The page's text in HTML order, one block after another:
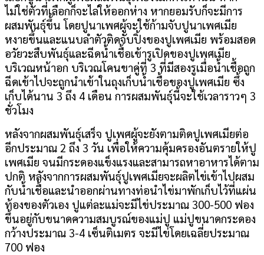
ไม่ใช่ตัวที่เลือกก็จะไล่ให้ออกห่าง หากยอมรับก็จะมีการ
ผสมพันธุ์ขึ้น โดยปูนาเพศผู้จะใช้ก้ามจับปูนาเพศเมีย
หงายขึ้นและแนบลำตัวติดจับปิ้งของปูเพศเมีย พร้อมสอด
อวัยวะสืบพันธุ์และฉีดน้ำเชื้อเข้ารูเปิดของปูเพศเมีย
บริเวณหน้าอก บริเวณโคนขาคู่ที่ 3 ที่มีสองรูเมื่อน้ำเชื้อถูก
ฉีดเข้าไปจะถูกนำเข้าในถุงเก็บน้ำเชื้อของปูเพศเมีย ซึ้ง
เก็บได้นาน 3 ถึง 4 เดือน การผสมพันธุ์นี้จะใช้เวลาราวๆ 3
ชั่วโมง
หลังจากผสมพันธุ์เสร็จ ปูเพศผู้จะยังตามติดปูเพศเมียต่อ
อีกประมาณ 2 ถึง 3 วัน เพื่อให้ความคุ้มครองอันตรายให้ปู
เพศเมีย จนมีกระดองแข็งแรงและสามารถหาอาหารได้ตาม
ปกติ หลังจากการผสมพันธุ์ปูเพศเมียจะผลิตไข่เข้าไปผสม
กับน้ำเชื้อและนำออกผ่านทางท่อนำไข่มาพักเก็บไว้ที่แผ่น
ท้องของตัวเอง ปูแต่ละแม่จะมีไข่ประมาณ 300-500 ฟอง
ขึ้นอยู่กับขนาดความสมบูรณ์ของแม่ปู แม่ปูขนาดกระดอง
กว้างประมาณ 3-4 เซ็นติเมตร จะมีไข่โดยเฉลี่ยประมาณ
700 ฟอง